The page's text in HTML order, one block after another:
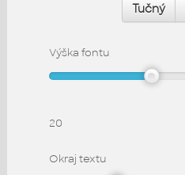
Tučný
Výška fontu
20
Okraj textu